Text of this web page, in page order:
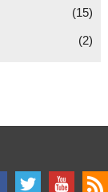
(15)
(2)